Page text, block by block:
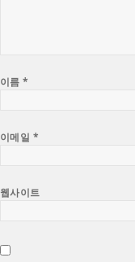
이름*
이메일 *
웹사이트